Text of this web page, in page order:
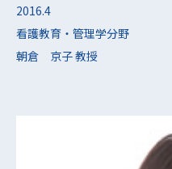
2016.4
看護教育・管理学分野
朝倉 京子 教授